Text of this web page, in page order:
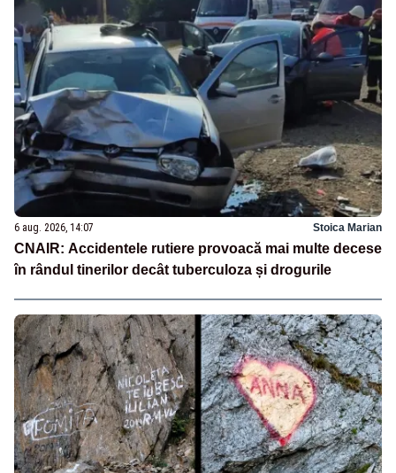
6 aug. 2026, 14:07 Stoica Marian
CNAIR: Accidentele rutiere provoacă mai multe decese
în rândul tinerilor decât tuberculoza și drogurile